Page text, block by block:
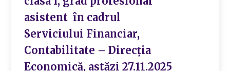
asistent în cadrul
Serviciului Financiar,
Contabilitate – Direcția
Economică, astăzi 27.11.2025